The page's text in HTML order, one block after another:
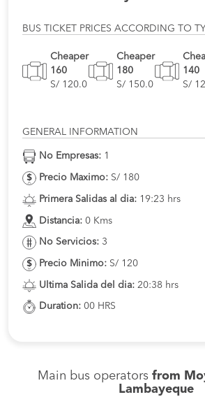
BUS TICKET PRICES ACCORDING TO
Cheaper
160
S/ 120.0
Cheaper
180
S/ 150.0
140
S/
GENERAL INFORMATION
No Empresas: 1
Precio Maximo: S/ 180
Primera Salidas al dia: 19:23 hrs
Distancia: 0 Kms
No Servicios: 3
Precio Minimo: S/ 120
Ultima Salida del dia: 20:38 hrs
Duration: 00 HRS
Main bus operators from
Lambayeque